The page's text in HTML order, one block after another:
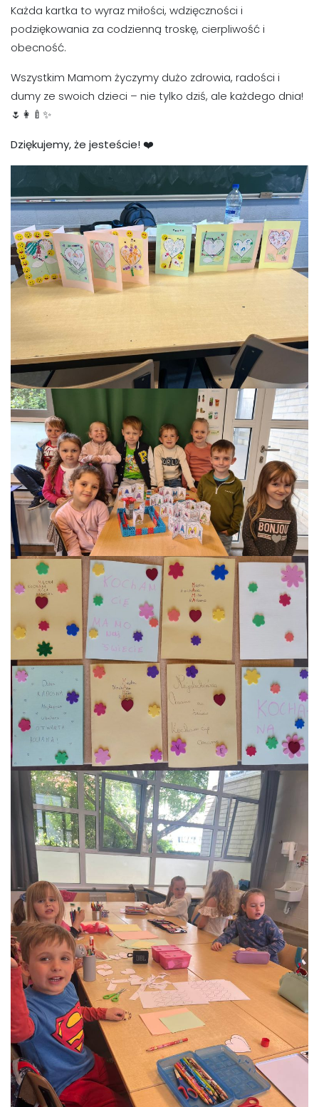
Każda kartka to wyraz miłości, wdzięczności i
podziękowania za codzienną troskę, cierpliwość i
obecność.
Wszystkim Mamom życzymy dużo zdrowia, radości i
dumy ze swoich dzieci – nie tylko dziś, ale każdego dnia!
🌷👩‍🍼✨
Dziękujemy, że jesteście! ❤️